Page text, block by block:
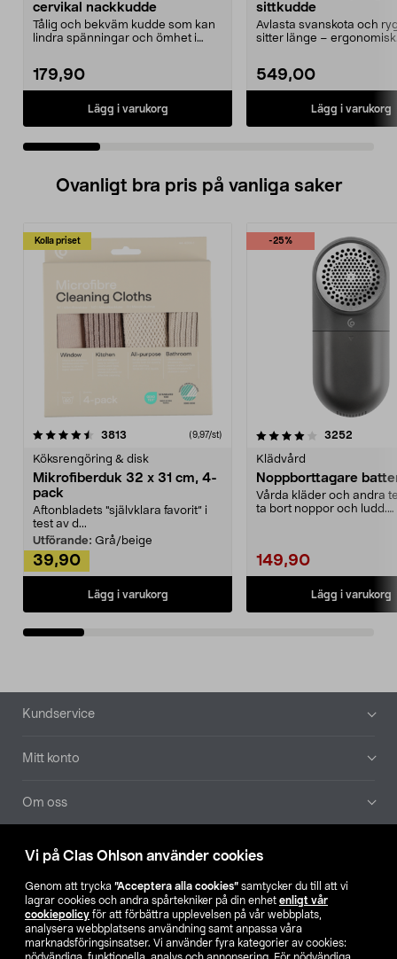
Vi på Clas Ohlson använder cookies
Genom att trycka ”Acceptera alla cookies” samtycker du till att vi
lagrar cookies och andra spårtekniker på din enhet enligt vår
cookiepolicy för att förbättra upplevelsen på vår webbplats,
analysera webbplatsens användning samt anpassa våra
marknadsföringsinsatser. Vi använder fyra kategorier av cookies:
cervikal nackkudde
Tålig och bekväm kudde som kan
lindra spänningar och ömhet i
179,90
Lägg i varukorg
sittkudde
Avlasta svanskota och
sitter länge – ergonomisk
549,00
Lägg i varukorg
Ovanligt bra pris på vanliga saker
Kolla priset
3813 (9,97/st)
Köksrengöring & disk
Mikrofiberduk 32 x 31 cm, 4-
pack
Aftonbladets "självklara favorit” i
test av d...
Utförande: Grå/beige
39,90
Lägg i varukorg
-25%
4.0av 5 stjärnor 3252
Klädvård
Noppborttagare
Vårda kläder och andra
ta bort noppor och ludd.
149,90
Lägg i varukorg
4.5av 5 stjärnor
Sidfot
Kundservice
Mitt konto
Om oss
Aktuellt
Våra bolag
Hitta butik